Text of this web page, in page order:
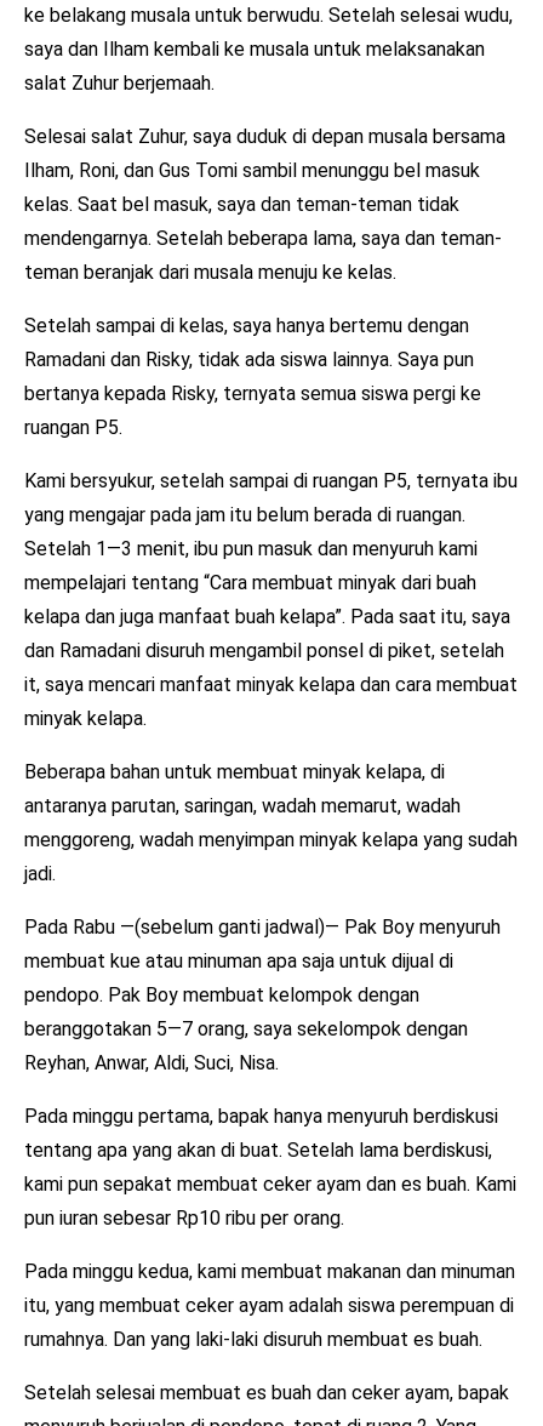
ke belakang musala untuk berwudu. Setelah selesai wudu,
saya dan Ilham kembali ke musala untuk melaksanakan
salat Zuhur berjemaah.
Selesai salat Zuhur, saya duduk di depan musala bersama
Ilham, Roni, dan Gus Tomi sambil menunggu bel masuk
kelas. Saat bel masuk, saya dan teman-teman tidak
mendengarnya. Setelah beberapa lama, saya dan teman-
teman beranjak dari musala menuju ke kelas.
Setelah sampai di kelas, saya hanya bertemu dengan
Ramadani dan Risky, tidak ada siswa lainnya. Saya pun
bertanya kepada Risky, ternyata semua siswa pergi ke
ruangan P5.
Kami bersyukur, setelah sampai di ruangan P5, ternyata ibu
yang mengajar pada jam itu belum berada di ruangan.
Setelah 1—3 menit, ibu pun masuk dan menyuruh kami
mempelajari tentang “Cara membuat minyak dari buah
kelapa dan juga manfaat buah kelapa”. Pada saat itu, saya
dan Ramadani disuruh mengambil ponsel di piket, setelah
it, saya mencari manfaat minyak kelapa dan cara membuat
minyak kelapa.
Beberapa bahan untuk membuat minyak kelapa, di
antaranya parutan, saringan, wadah memarut, wadah
menggoreng, wadah menyimpan minyak kelapa yang sudah
jadi.
Pada Rabu —(sebelum ganti jadwal)— Pak Boy menyuruh
membuat kue atau minuman apa saja untuk dijual di
pendopo. Pak Boy membuat kelompok dengan
beranggotakan 5—7 orang, saya sekelompok dengan
Reyhan, Anwar, Aldi, Suci, Nisa.
Pada minggu pertama, bapak hanya menyuruh berdiskusi
tentang apa yang akan di buat. Setelah lama berdiskusi,
kami pun sepakat membuat ceker ayam dan es buah. Kami
pun iuran sebesar Rp10 ribu per orang.
Pada minggu kedua, kami membuat makanan dan minuman
itu, yang membuat ceker ayam adalah siswa perempuan di
rumahnya. Dan yang laki-laki disuruh membuat es buah.
Setelah selesai membuat es buah dan ceker ayam, bapak